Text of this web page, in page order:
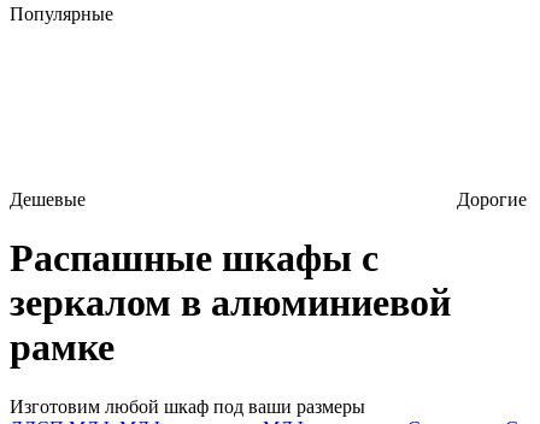
Популярные
Дешевые Дорогие
Распашные шкафы с
зеркалом в алюминиевой
рамке
Изготовим любой шкаф под ваши размеры